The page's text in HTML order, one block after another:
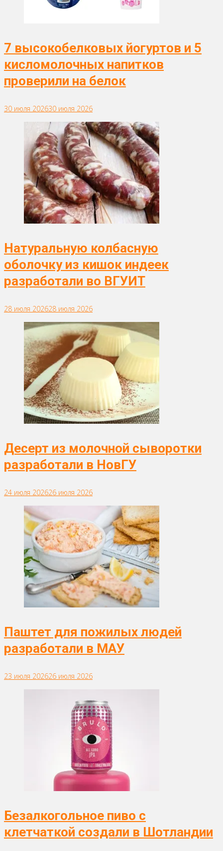
7 высокобелковых йогуртов и 5
кисломолочных напитков
проверили на белок
30 июля 202630 июля 2026
Натуральную колбасную
оболочку из кишок индеек
разработали во ВГУИТ
28 июля 202628 июля 2026
Десерт из молочной сыворотки
разработали в НовГУ
24 июля 202626 июля 2026
Паштет для пожилых людей
разработали в МАУ
23 июля 202626 июля 2026
Безалкогольное пиво с
клетчаткой создали в Шотландии